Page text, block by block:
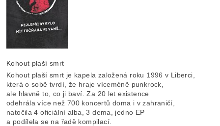
Kohout plaší smrt
Kohout plaší smrt je kapela založená roku 1996 v Liberci,
která o sobě tvrdí, že hraje víceméně punkrock,
ale hlavně to, co ji baví. Za 20 let existence
odehrála více než 700 koncertů doma i v zahraničí,
natočila 4 oficiální alba, 3 dema, jedno EP
a podílela se na řadě kompilací.